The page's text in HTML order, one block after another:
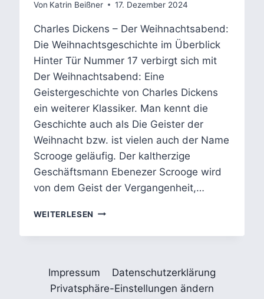
Von Katrin Beißner 17. Dezember 2024
Charles Dickens – Der Weihnachtsabend:
Die Weihnachtsgeschichte im Überblick
Hinter Tür Nummer 17 verbirgt sich mit
Der Weihnachtsabend: Eine
Geistergeschichte von Charles Dickens
ein weiterer Klassiker. Man kennt die
Geschichte auch als Die Geister der
Weihnacht bzw. ist vielen auch der Name
Scrooge geläufig. Der kaltherzige
Geschäftsmann Ebenezer Scrooge wird
von dem Geist der Vergangenheit,…
WEITERLESEN SCROOGE
DIE
ZEITLOSE
BOTSCHAFT
Impressum
Datenschutzerklärung
Privatsphäre-Einstellungen ändern